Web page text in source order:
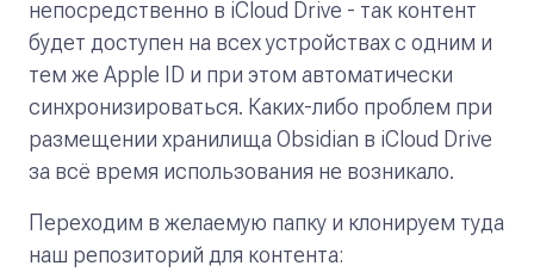
непосредственно в iCloud Drive - так контент
будет доступен на всех устройствах с одним и
тем же Apple ID и при этом автоматически
синхронизироваться. Каких-либо проблем при
размещении хранилища Obsidian в iCloud Drive
за всё время использования не возникало.
Переходим в желаемую папку и клонируем туда
наш репозиторий для контента: